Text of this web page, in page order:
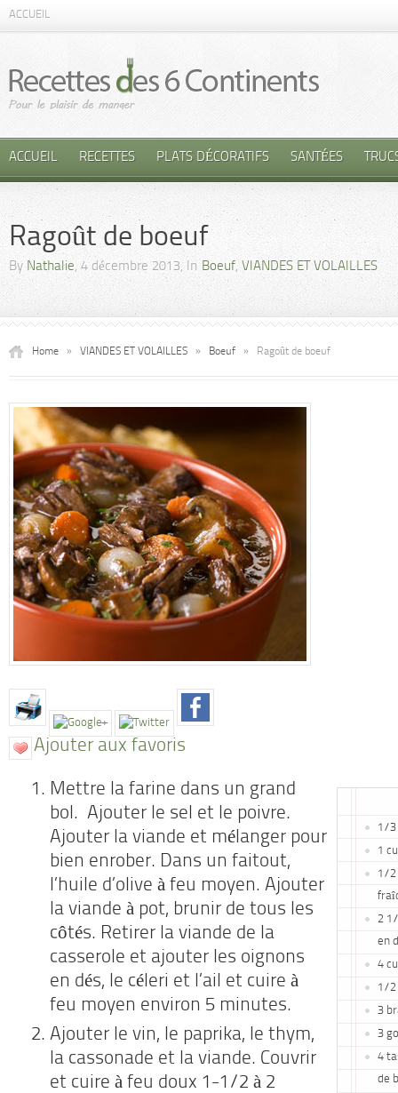
ACCUEIL
ACCUEIL RECETTES PLATS DÉCORATIFS SANTÉES
Ragoût de boeuf
By Nathalie, 4 décembre 2013, In Boeuf,VIANDES ET VOLAILLES
Home » VIANDES ET VOLAILLES » Boeuf » Ragoût de boeuf
Ajouter aux favoris
1/3
1
1/2
2
en
4
1/2
3
3
4
de
Mettre la farine dans un grand
bol. Ajouter le sel et le poivre.
Ajouter la viande et mélanger pour
bien enrober. Dans un faitout,
l’huile d’olive à feu moyen. Ajouter
la viande à pot, brunir de tous les
côtés. Retirer la viande de la
casserole et ajouter les oignons
en dés, le céleri et l’ail et cuire à
feu moyen environ 5 minutes.
Ajouter le vin, le paprika, le thym,
la cassonade et la viande. Couvrir
et cuire à feu doux 1-1/2 à 2